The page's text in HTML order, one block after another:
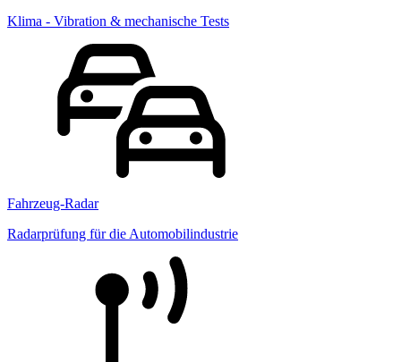
Klima - Vibration & mechanische Tests
Fahrzeug-Radar
Radarprüfung für die Automobilindustrie